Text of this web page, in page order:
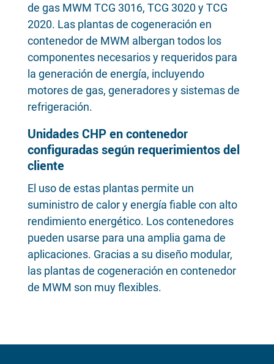
de gas MWM TCG 3016, TCG 3020 y TCG
2020. Las plantas de cogeneración en
contenedor de MWM albergan todos los
componentes necesarios y requeridos para
la generación de energía, incluyendo
motores de gas, generadores y sistemas de
refrigeración.
Unidades CHP en contenedor
configuradas según requerimientos del
cliente
El uso de estas plantas permite un
suministro de calor y energía fiable con alto
rendimiento energético. Los contenedores
pueden usarse para una amplia gama de
aplicaciones. Gracias a su diseño modular,
las plantas de cogeneración en contenedor
de MWM son muy flexibles.